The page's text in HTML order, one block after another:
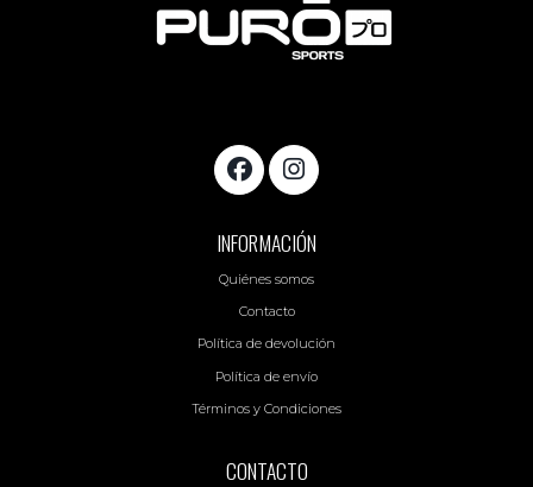
INFORMACIÓN
Quiénes somos
Contacto
Política de devolución
Política de envío
Términos y Condiciones
CONTACTO